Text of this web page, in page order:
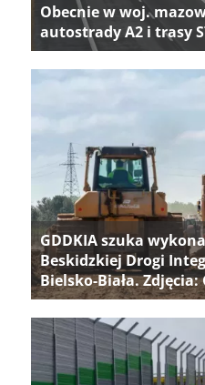
Obecnie w woj.
autostrady A2 i trasy
GDDKIA szuka
Beskidzkiej Drogi
Bielsko-Biała. Zdjęcia: